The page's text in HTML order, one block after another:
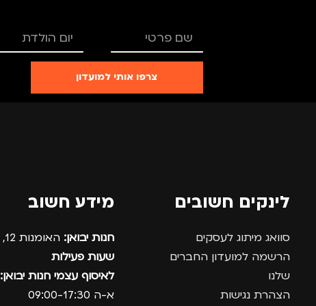
צרפו אותי למועדון
לינקים חשובים
סוואג מיתוג לעסקים
הרשמה למועדון החברים
שלנו
הצהרת נגישות
מידע חשוב
חנות יבואן: האומנות 12, נתניה.
שעות פעילות
לאיסוף עצמי חנות יבואן:
א-ה 09:00-17:30